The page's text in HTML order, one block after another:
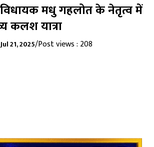
मधु गहलोत के नेतृत्व में
कलश यात्रा
21, 2025/Post views : 208